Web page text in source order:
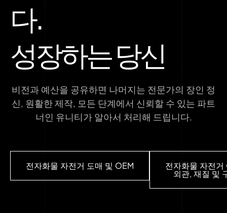
다.
성장하는 당신
비전과 예산을 공유하면 나머지는 전문가의 장인 정
신, 원활한 제작, 모든 단계에서 신뢰할 수 있는 파트
너인 유니티가 알아서 처리해 드립니다.
전자화물 자전거 도매 및 OEM 전자화물 자전거
외관, 재질 및